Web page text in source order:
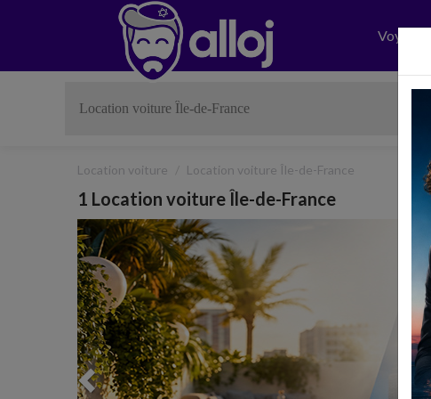
Voyages
Location voiture Location voiture Île-de-France
1 Location voiture Île-de-France
Previous